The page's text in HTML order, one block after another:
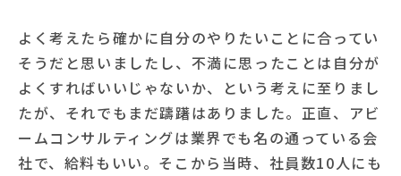
よく考えたら確かに自分のやりたいことに合ってい
そうだと思いましたし、不満に思ったことは自分が
よくすればいいじゃないか、という考えに至りまし
たが、それでもまだ躊躇はありました。正直、アビ
ームコンサルティングは業界でも名の通っている会
社で、給料もいい。そこから当時、社員数10人にも